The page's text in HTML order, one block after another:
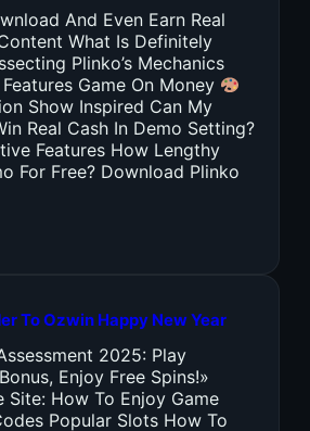
And Even Earn Real
What Is Definitely
Plinko’s Mechanics
Game On Money
Show Inspired Can My
Real Cash In Demo Setting?
Features How Lengthy
For Free? Download Plinko
To Ozwin Happy New Year
2025: Play
Enjoy Free Spins!»
Site: How To Enjoy Game
Popular Slots How To